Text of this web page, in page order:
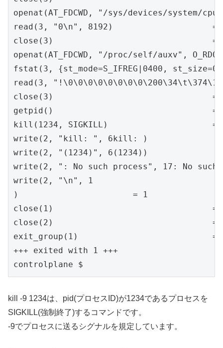
kill -9 1234は、pid(プロセスID)が1234であるプロセスを
SIGKILL(強制終了)するコマンドです。
-9でプロセスに送るシグナルを規定しています。